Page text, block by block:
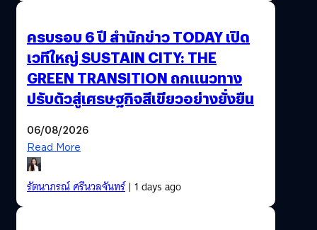
ครบรอบ 6 ปี สำนักข่าว TODAY เปิด
เวทีใหญ่ SUSTAIN CITY: THE
GREEN TRANSITION ถกแนวทาง
ปรับตัวสู่เศรษฐกิจสีเขียวอย่างยั่งยืน
06/08/2026
Read More
รัตนาภรณ์ ศรีนวลจันทร์| 1 days ago